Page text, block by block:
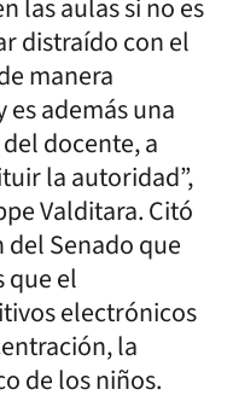
las aulas si no es
distraído con el
manera
además una
docente, a
la autoridad”,
Valditara. Citó
Senado que
que el
electrónicos
la
de los niños.